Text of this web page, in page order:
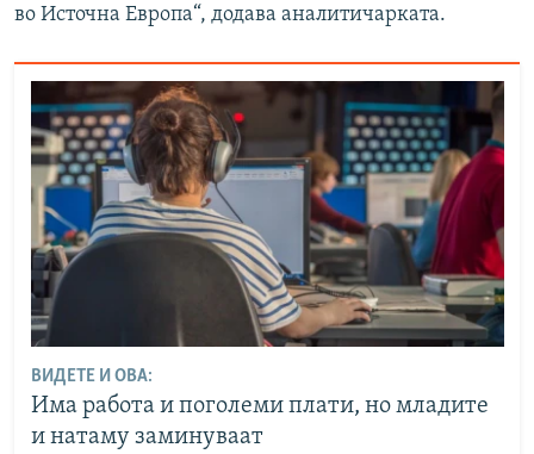
во Источна Европа“, додава аналитичарката.
ВИДЕТЕ И ОВА:
Има работа и поголеми плати, но младите
и натаму заминуваат